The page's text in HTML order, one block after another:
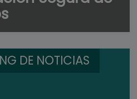
DE NOTICIAS